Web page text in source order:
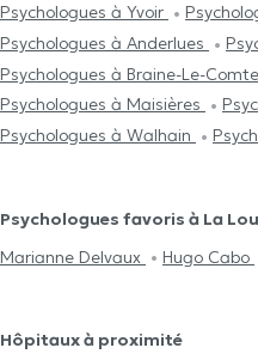
Psychologues à Yvoir
Psychologues à Anderlues
Psychologues à Braine-Le-Comte
Psychologues à Maisières
Psychologues à Walhain
Psychologues favoris à La
Marianne Delvaux
Hugo Cabo
Hôpitaux à proximité